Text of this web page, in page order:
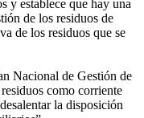
y establece que hay una
de los residuos de
de los residuos que se
Nacional de Gestión de
como corriente
la disposición